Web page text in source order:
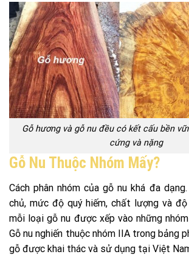
Gỗ hương và gỗ nu đều có kết cấu bền
cứng và nặng
Gỗ Nu Thuộc Nhóm Mấy?
Cách phân nhóm của gỗ nu khá đa
chủ, mức độ quý hiếm, chất lượng và
mỗi loại gỗ nu được xếp vào những
Gỗ nu nghiến thuộc nhóm IIA trong bảng
gỗ được khai thác và sử dụng tại Việt